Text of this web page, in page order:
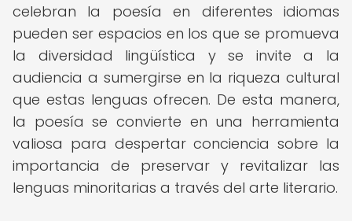
celebran la poesía en diferentes idiomas
pueden ser espacios en los que se promueva
la diversidad lingüística y se invite a la
audiencia a sumergirse en la riqueza cultural
que estas lenguas ofrecen. De esta manera,
la poesía se convierte en una herramienta
valiosa para despertar conciencia sobre la
importancia de preservar y revitalizar las
lenguas minoritarias a través del arte literario.